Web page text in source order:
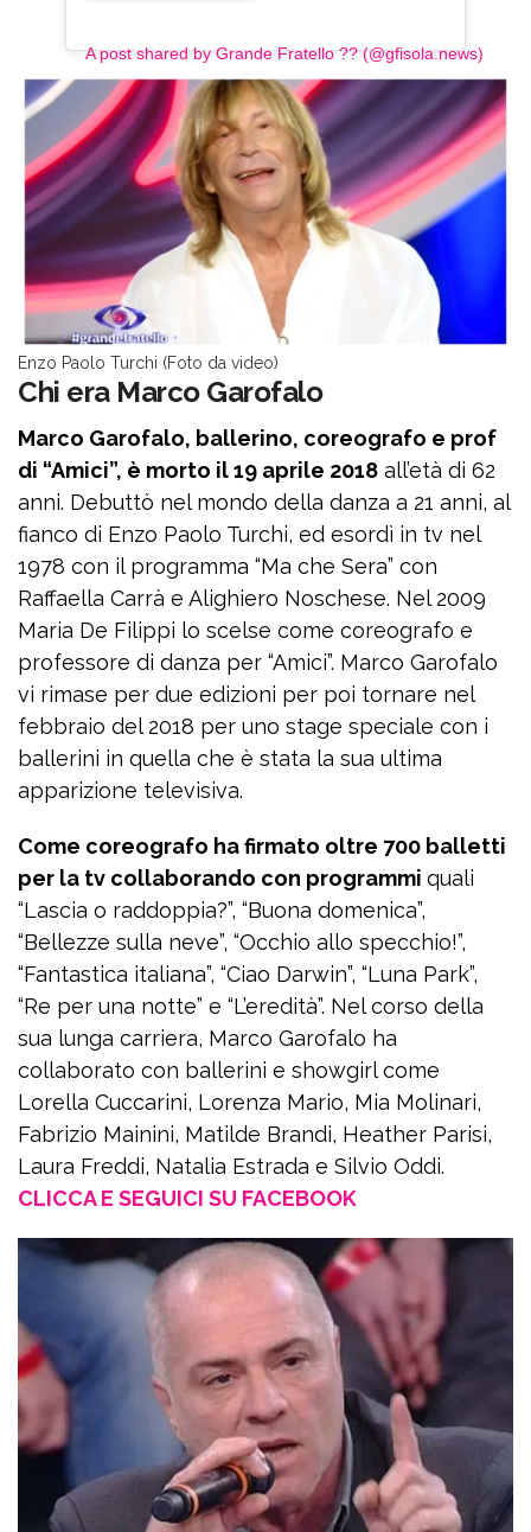
A post shared by Grande Fratello ?️‍?️ (@gfisola.news)
Enzo Paolo Turchi (Foto da video)
Chi era Marco Garofalo
Marco Garofalo, ballerino, coreografo e prof
di “Amici”, è morto il 19 aprile 2018 all’età di 62
anni. Debuttò nel mondo della danza a 21 anni, al
fianco di Enzo Paolo Turchi, ed esordì in tv nel
1978 con il programma “Ma che Sera” con
Raffaella Carrà e Alighiero Noschese. Nel 2009
Maria De Filippi lo scelse come coreografo e
professore di danza per “Amici”. Marco Garofalo
vi rimase per due edizioni per poi tornare nel
febbraio del 2018 per uno stage speciale con i
ballerini in quella che è stata la sua ultima
apparizione televisiva.
Come coreografo ha firmato oltre 700 balletti
per la tv collaborando con programmi quali
“Lascia o raddoppia?”, “Buona domenica”,
“Bellezze sulla neve”, “Occhio allo specchio!”,
“Fantastica italiana”, “Ciao Darwin”, “Luna Park”,
“Re per una notte” e “L’eredità”. Nel corso della
sua lunga carriera, Marco Garofalo ha
collaborato con ballerini e showgirl come
Lorella Cuccarini, Lorenza Mario, Mia Molinari,
Fabrizio Mainini, Matilde Brandi, Heather Parisi,
Laura Freddi, Natalia Estrada e Silvio Oddi.
CLICCA E SEGUICI SU FACEBOOK